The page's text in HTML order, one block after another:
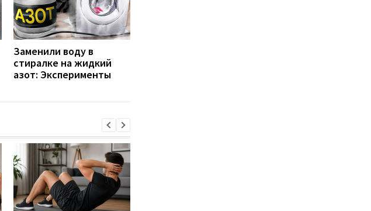
Заменили воду в
стиралке на жидкий
азот: Эксперименты